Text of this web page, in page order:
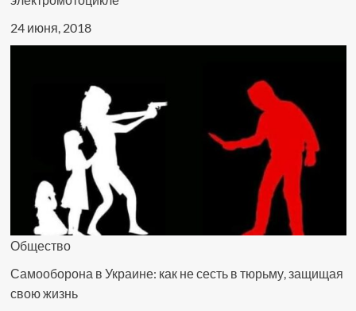
24 июня, 2018
Общество
Самооборона в Украине: как не сесть в тюрьму, защищая
свою жизнь